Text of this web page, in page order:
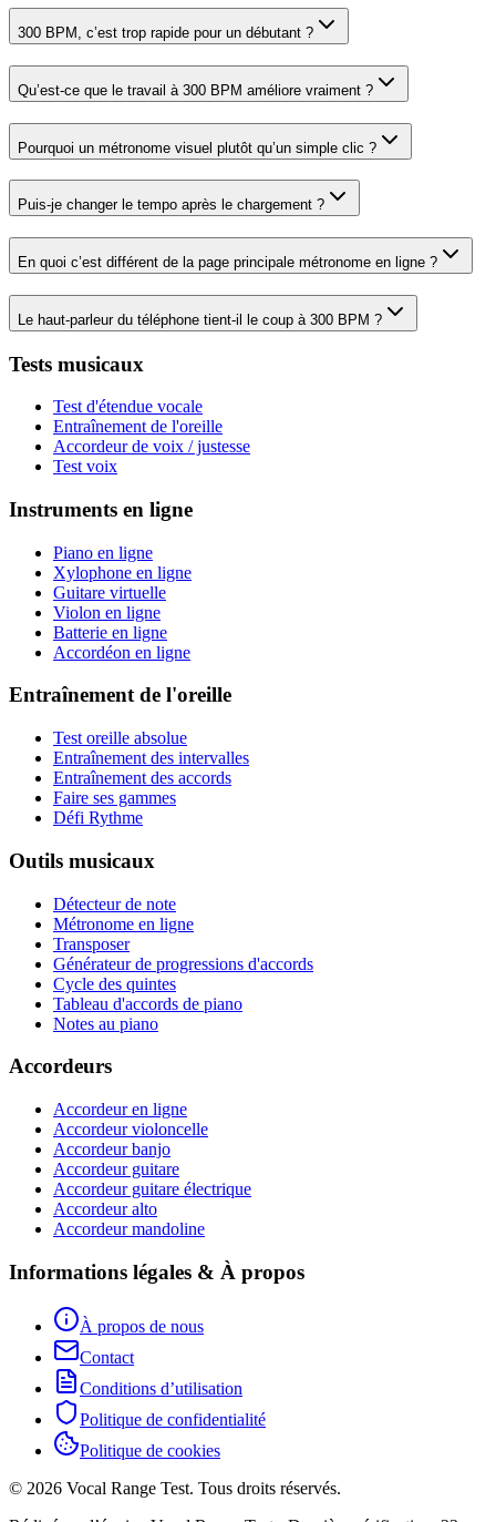
300 BPM, c’est trop rapide pour un débutant ?
Qu’est-ce que le travail à 300 BPM améliore vraiment ?
Pourquoi un métronome visuel plutôt qu’un simple clic ?
Puis-je changer le tempo après le chargement ?
En quoi c’est différent de la page principale métronome en ligne ?
Le haut-parleur du téléphone tient-il le coup à 300 BPM ?
Tests musicaux
Test d'étendue vocale
Entraînement de l'oreille
Accordeur de voix / justesse
Test voix
Instruments en ligne
Piano en ligne
Xylophone en ligne
Guitare virtuelle
Violon en ligne
Batterie en ligne
Accordéon en ligne
Entraînement de l'oreille
Test oreille absolue
Entraînement des intervalles
Entraînement des accords
Faire ses gammes
Défi Rythme
Outils musicaux
Détecteur de note
Métronome en ligne
Transposer
Générateur de progressions d'accords
Cycle des quintes
Tableau d'accords de piano
Notes au piano
Accordeurs
Accordeur en ligne
Accordeur violoncelle
Accordeur banjo
Accordeur guitare
Accordeur guitare électrique
Accordeur alto
Accordeur mandoline
Informations légales & À propos
À propos de nous
Contact
Conditions d’utilisation
Politique de confidentialité
Politique de cookies
© 2026 Vocal Range Test. Tous droits réservés.